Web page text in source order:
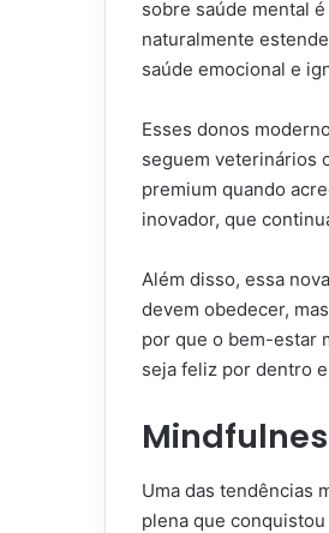
sobre saúde mental
naturalmente
saúde emocional e
Esses donos
seguem veterinários
premium quando
inovador, que
Além disso, essa
devem obedecer,
por que o bem-estar
seja feliz por dentro
Uma das tendências
plena que